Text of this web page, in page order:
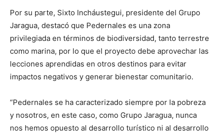
Por su parte, Sixto Incháustegui, presidente del Grupo
Jaragua, destacó que Pedernales es una zona
privilegiada en términos de biodiversidad, tanto terrestre
como marina, por lo que el proyecto debe aprovechar las
lecciones aprendidas en otros destinos para evitar
impactos negativos y generar bienestar comunitario.
“Pedernales se ha caracterizado siempre por la pobreza
y nosotros, en este caso, como Grupo Jaragua, nunca
nos hemos opuesto al desarrollo turístico ni al desarrollo